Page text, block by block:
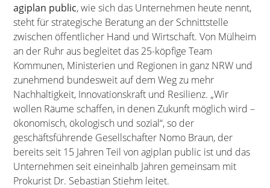
agiplan public, wie sich das Unternehmen heute nennt,
steht für strategische Beratung an der Schnittstelle
zwischen öffentlicher Hand und Wirtschaft. Von Mülheim
an der Ruhr aus begleitet das 25-köpfige Team
Kommunen, Ministerien und Regionen in ganz NRW und
zunehmend bundesweit auf dem Weg zu mehr
Nachhaltigkeit, Innovationskraft und Resilienz. „Wir
wollen Räume schaffen, in denen Zukunft möglich wird –
ökonomisch, ökologisch und sozial“, so der
geschäftsführende Gesellschafter Nomo Braun, der
bereits seit 15 Jahren Teil von agiplan public ist und das
Unternehmen seit eineinhalb Jahren gemeinsam mit
Prokurist Dr. Sebastian Stiehm leitet.